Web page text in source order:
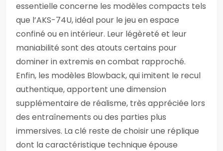
essentielle concerne les modèles compacts tels
que l’AKS-74U, idéal pour le jeu en espace
confiné ou en intérieur. Leur légèreté et leur
maniabilité sont des atouts certains pour
dominer in extremis en combat rapproché.
Enfin, les modèles Blowback, qui imitent le recul
authentique, apportent une dimension
supplémentaire de réalisme, très appréciée lors
des entraînements ou des parties plus
immersives. La clé reste de choisir une réplique
dont la caractéristique technique épouse